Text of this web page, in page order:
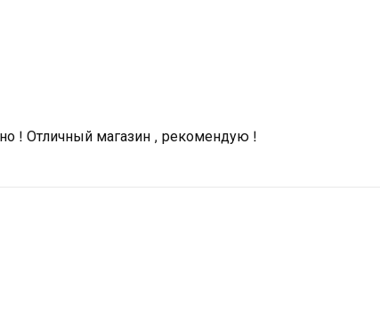
! Отличный магазин , рекомендую !